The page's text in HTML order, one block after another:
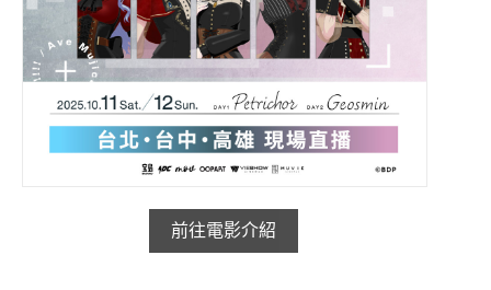
前往電影介紹
影城公告
影城活動
中獎名單
合作夥伴
加入iShow